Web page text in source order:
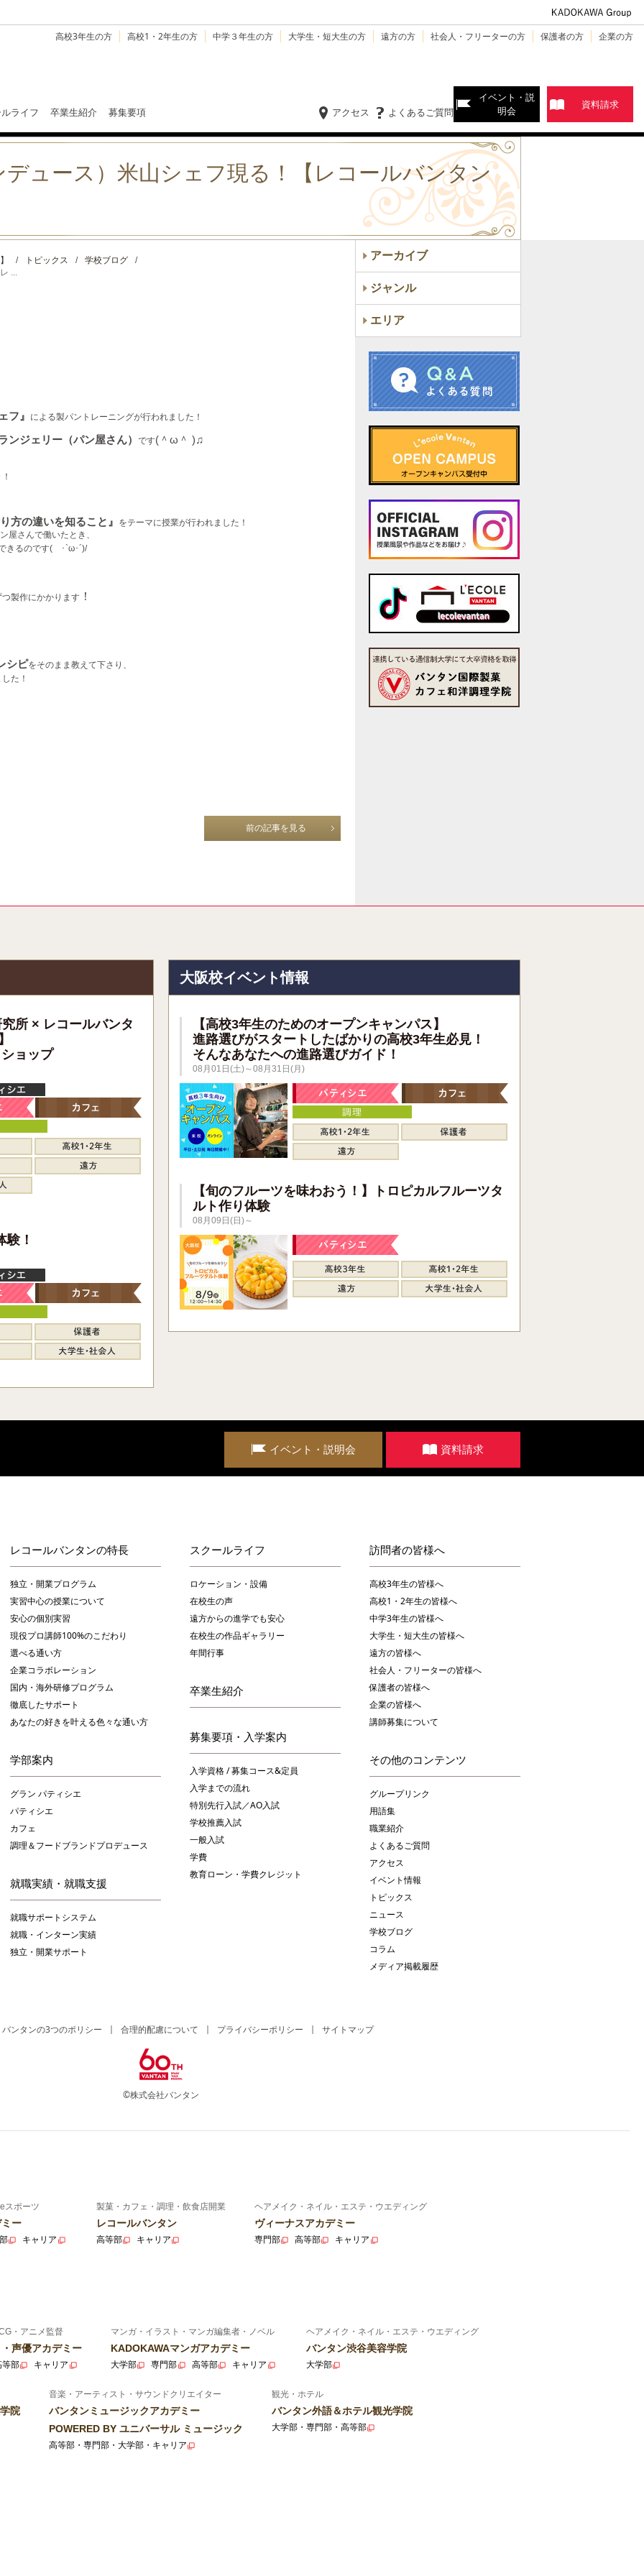
高校3年生の方 高校1・2年生の方 中学３年生の方 大学生・短大生の方 遠方の方 社会人・フリーターの方 保護者の方 企業の方
ライフ 卒業生紹介 募集要項 よくあるご質問
アクセス
イベント・説
明会
資料請求
デュース）米山シェフ現る！【レコールバンタン
/ トピックス / 学校ブログ
/
...
フ』 による製パントレーニングが行われました！
ンジェリー（パン屋さん） です(＾ω＾ )♫
方の違いを知ること』
をテーマに授業が行われました！
屋さんで働いたとき、
きるのです( ･`ω･´)/
つ製作にかかります ！
シピをそのまま教えて下さり、
た！
前の記事を見る
アーカイブ
ジャンル
エリア
所 × レコールバンタ
ョップ
！
大阪校イベント情報
【高校3年生のためのオープンキャンパス】
進路選びがスタートしたばかりの高校3年生必見！
そんなあなたへの進路選びガイド！
08月01日(土)～08月31日(月)
【旬のフルーツを味わおう！】トロピカルフルーツタ
ルト作り体験
08月09日(日)～
イベント・説明会 資料請求
レコールバンタンの特長
独立・開業プログラム
実習中心の授業について
安心の個別実習
現役プロ講師100%のこだわり
選べる通い方
企業コラボレーション
国内・海外研修プログラム
徹底したサポート
あなたの好きを叶える⾊々な通い⽅
学部案内
グラン パティシエ
パティシエ
カフェ
調理＆フードブランドプロデュース
就職実績・就職支援
就職サポートシステム
就職・インターン実績
独立・開業サポート
スクールライフ
ロケーション・設備
在校生の声
遠方からの進学でも安心
在校生の作品ギャラリー
年間行事
卒業生紹介
募集要項・入学案内
入学資格 / 募集コース&定員
入学までの流れ
特別先行入試／AO入試
学校推薦入試
一般入試
学費
教育ローン・学費クレジット
訪問者の皆様へ
高校3年生の皆様へ
高校1・2年生の皆様へ
中学3年生の皆様へ
大学生・短大生の皆様へ
遠方の皆様へ
社会人・フリーターの皆様へ
保護者の皆様へ
企業の皆様へ
講師募集について
その他のコンテンツ
グループリンク
用語集
職業紹介
よくあるご質問
アクセス
イベント情報
トピックス
ニュース
学校ブログ
コラム
メディア掲載履歴
バンタンの3つのポリシー 合理的配慮について プライバシーポリシー サイトマップ
©株式会社バンタン
スポーツ
ー
キャリア
製菓・カフェ・調理・飲食店開業
レコールバンタン
高等部 キャリア
ヘアメイク・ネイル・エステ・ウエディング
ヴィーナスアカデミー
専門部 高等部 キャリア
・アニメ監督
声優アカデミー
等部 キャリア
マンガ・イラスト・マンガ編集者・ノベル
KADOKAWAマンガアカデミー
大学部 専門部 高等部 キャリア
ヘアメイク・ネイル・エステ・ウエディング
バンタン渋谷美容学院
大学部
院
音楽・アーティスト・サウンドクリエイター
バンタンミュージックアカデミー
POWERED BY ユニバーサル ミュージック
高等部・専門部・大学部・キャリア
観光・ホテル
バンタン外語＆ホテル観光学院
大学部・専門部・高等部